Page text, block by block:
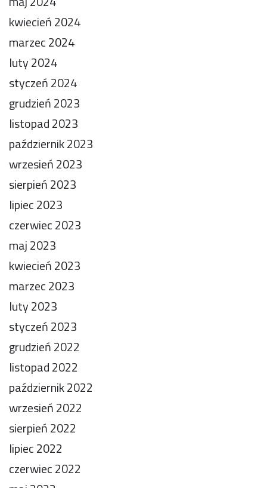
kwiecień 2024
marzec 2024
luty 2024
styczeń 2024
grudzień 2023
listopad 2023
październik 2023
wrzesień 2023
sierpień 2023
lipiec 2023
czerwiec 2023
maj 2023
kwiecień 2023
marzec 2023
luty 2023
styczeń 2023
grudzień 2022
listopad 2022
październik 2022
wrzesień 2022
sierpień 2022
lipiec 2022
czerwiec 2022